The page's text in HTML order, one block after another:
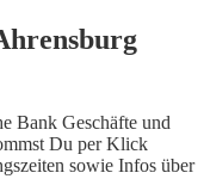
Bank Geschäfte und
Du per Klick
sowie Infos über